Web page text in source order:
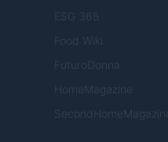
ESG 365
Food Wiki
FuturoDonna
HomeMagazine
SecondHomeMagazine